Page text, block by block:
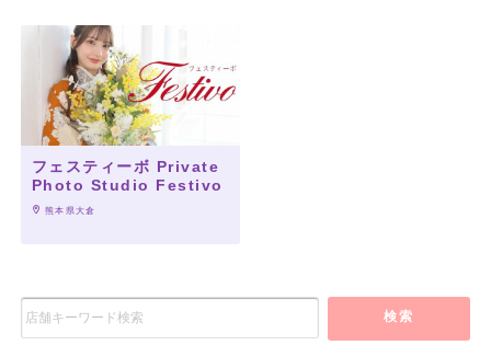
フェスティーボ Private
Photo Studio Festivo
熊本県大倉
検索